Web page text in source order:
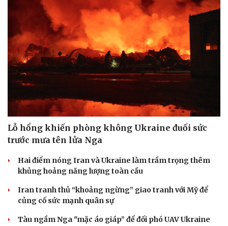
Lỗ hổng khiến phòng không Ukraine đuối sức
trước mưa tên lửa Nga
Hai điểm nóng Iran và Ukraine làm trầm trọng thêm
khủng hoảng năng lượng toàn cầu
Iran tranh thủ “khoảng ngừng” giao tranh với Mỹ để
củng cố sức mạnh quân sự
Tàu ngầm Nga "mặc áo giáp” để đối phó UAV Ukraine